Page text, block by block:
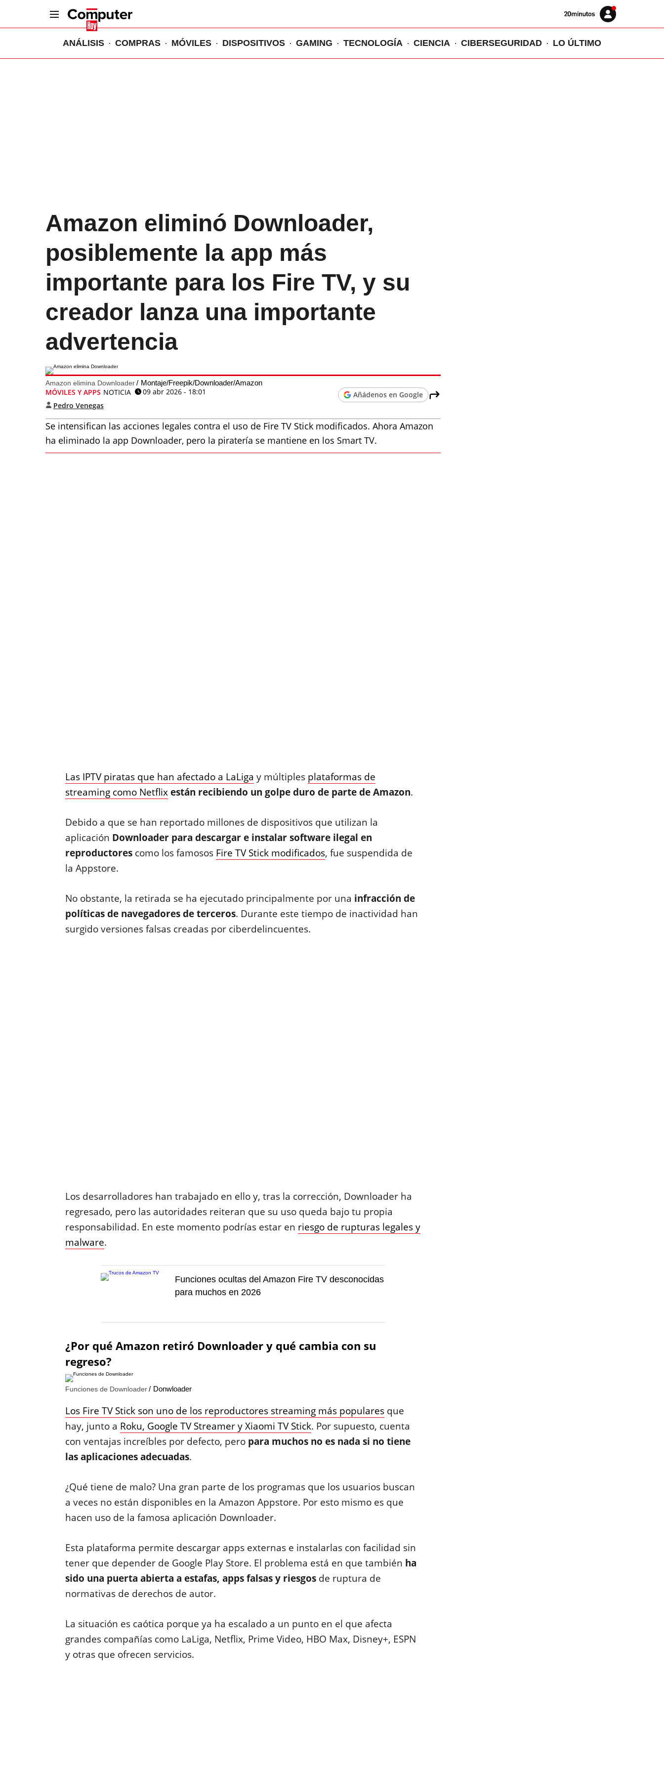
Volver
Iniciar
sesión
ANÁLISIS COMPRAS MÓVILES DISPOSITIVOS GAMING TECNOLOGÍA CIENCIA CIBERSEGURIDAD LO ÚLTIMO
Amazon eliminó Downloader,
posiblemente la app más
importante para los Fire TV, y su
creador lanza una importante
advertencia
Amazon elimina Downloader Montaje/Freepik/Downloader/Amazon
MÓVILES Y APPS NOTICIA
09 abr 2026 - 18:01
Pedro Venegas
Añádenos en Google
Se intensifican las acciones legales contra el uso de Fire TV Stick modificados. Ahora Amazon
ha eliminado la app Downloader, pero la piratería se mantiene en los Smart TV.
Las IPTV piratas que han afectado a LaLiga y múltiples plataformas de
streaming como Netflixestán recibiendo un golpe duro de parte de Amazon.
Debido a que se han reportado millones de dispositivos que utilizan la
aplicación Downloader para descargar e instalar software ilegal en
reproductorescomo los famosos Fire TV Stick modificados, fue suspendida de
la Appstore.
No obstante, la retirada se ha ejecutado principalmente por una infracción de
políticas de navegadores de terceros. Durante este tiempo de inactividad han
surgido versiones falsas creadas por ciberdelincuentes.
Los desarrolladores han trabajado en ello y, tras la corrección, Downloader ha
regresado, pero las autoridades reiteran que su uso queda bajo tu propia
responsabilidad. En este momento podrías estar en riesgo de rupturas legales y
malware.
Funciones ocultas del Amazon Fire TV desconocidas
para muchos en 2026
¿Por qué Amazon retiró Downloader y qué cambia con su
regreso?
Funciones de Downloader Donwloader
Los Fire TV Stick son uno de los reproductores streaming más popularesque
hay, junto a Roku, Google TV Streamer y Xiaomi TV Stick. Por supuesto, cuenta
con ventajas increíbles por defecto, peropara muchos no es nada si no tiene
las aplicaciones adecuadas.
¿Qué tiene de malo? Una gran parte de los programas que los usuarios buscan
a veces no están disponibles en la Amazon Appstore. Por esto mismo es que
hacen uso de la famosa aplicación Downloader.
Esta plataforma permite descargar apps externas e instalarlas con facilidad sin
tener que depender de Google Play Store. El problema está en que también ha
sido una puerta abierta a estafas, apps falsas y riesgos de ruptura de
normativas de derechos de autor.
La situación es caótica porque ya ha escalado a un punto en el que afecta
grandes compañías como LaLiga, Netflix, Prime Video, HBO Max, Disney+, ESPN
y otras que ofrecen servicios.